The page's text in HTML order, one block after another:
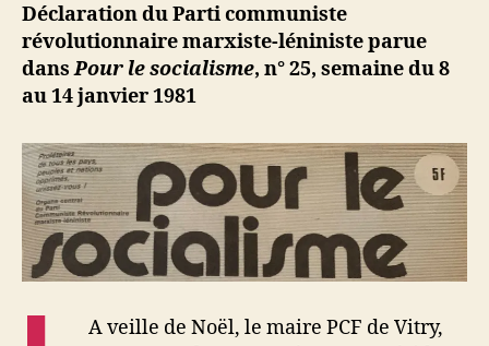
ji
b
Déclaration du Parti communiste
révolutionnaire marxiste-léniniste parue
dansPour le socialisme, n° 25, semaine du 8
au 14 janvier 1981
A veille de Noël, le maire PCF de Vitry,